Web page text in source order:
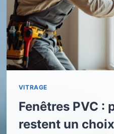
VITRAGE
Fenêtres PVC :
restent un